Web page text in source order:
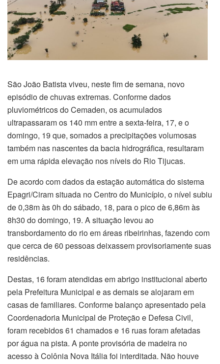
São João Batista viveu, neste fim de semana, novo
episódio de chuvas extremas. Conforme dados
pluviométricos do Cemaden, os acumulados
ultrapassaram os 140 mm entre a sexta-feira, 17, e o
domingo, 19 que, somados a precipitações volumosas
também nas nascentes da bacia hidrográfica, resultaram
em uma rápida elevação nos níveis do Rio Tijucas.
De acordo com dados da estação automática do sistema
Epagri/Ciram situada no Centro do Município, o nível subiu
de 0,38m às 0h do sábado, 18, para o pico de 6,86m às
8h30 do domingo, 19. A situação levou ao
transbordamento do rio em áreas ribeirinhas, fazendo com
que cerca de 60 pessoas deixassem provisoriamente suas
residências.
Destas, 16 foram atendidas em abrigo institucional aberto
pela Prefeitura Municipal e as demais se alojaram em
casas de familiares. Conforme balanço apresentado pela
Coordenadoria Municipal de Proteção e Defesa Civil,
foram recebidos 61 chamados e 16 ruas foram afetadas
por água na pista. A ponte provisória de madeira no
acesso à Colônia Nova Itália foi interditada. Não houve